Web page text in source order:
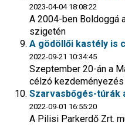
2023-04-04 18:08:22
A 2004-ben Boldoggá
szigetén
A gödöllői kastély is
2022-09-21 10:34:45
Szeptember 20-án a
célzó
Szarvasbőgés-túrák
2022-09-01 16:55:20
A Pilisi Parkerdő Zrt.